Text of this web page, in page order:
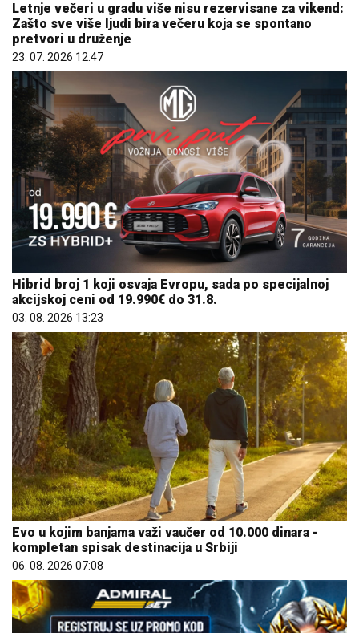
Letnje večeri u gradu više nisu rezervisane za vikend:
Zašto sve više ljudi bira večeru koja se spontano
pretvori u druženje
23. 07. 2026 12:47
Hibrid broj 1 koji osvaja Evropu, sada po specijalnoj
akcijskoj ceni od 19.990€ do 31.8.
03. 08. 2026 13:23
Evo u kojim banjama važi vaučer od 10.000 dinara -
kompletan spisak destinacija u Srbiji
06. 08. 2026 07:08